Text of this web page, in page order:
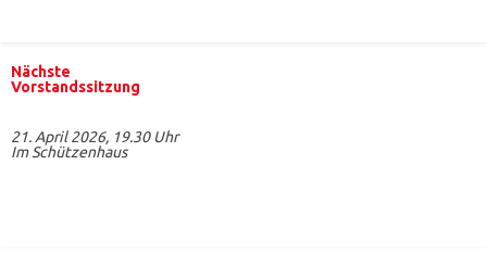
Nächste
Vorstandssitzung
21. April 2026, 19.30 Uhr
Im Schützenhaus